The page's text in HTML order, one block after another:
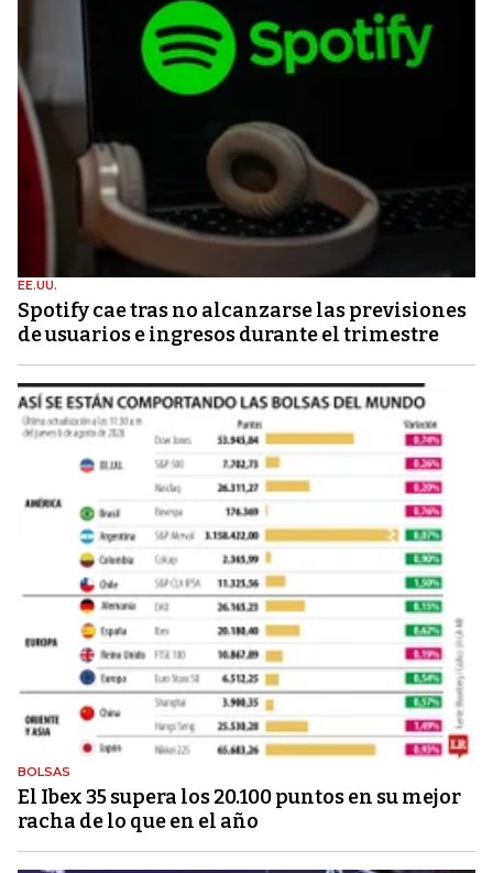
EE.UU.
Spotify cae tras no alcanzarse las previsiones
de usuarios e ingresos durante el trimestre
BOLSAS
El Ibex 35 supera los 20.100 puntos en su mejor
racha de lo que en el año